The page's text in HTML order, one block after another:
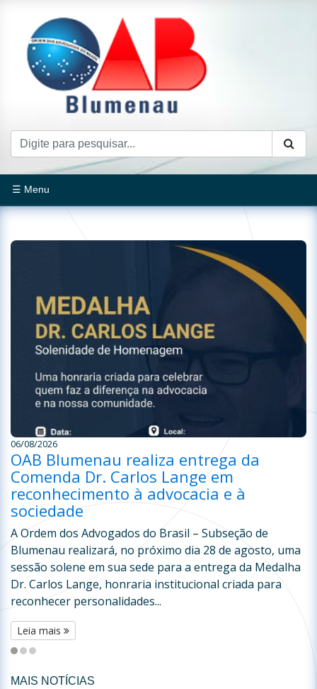
☰ Menu
06/08/2026
OAB Blumenau realiza entrega da
Comenda Dr. Carlos Lange em
reconhecimento à advocacia e à
sociedade
A Ordem dos Advogados do Brasil – Subseção de
Blumenau realizará, no próximo dia 28 de agosto, uma
sessão solene em sua sede para a entrega da Medalha
Dr. Carlos Lange, honraria institucional criada para
reconhecer personalidades...
Leia mais
MAIS NOTÍCIAS